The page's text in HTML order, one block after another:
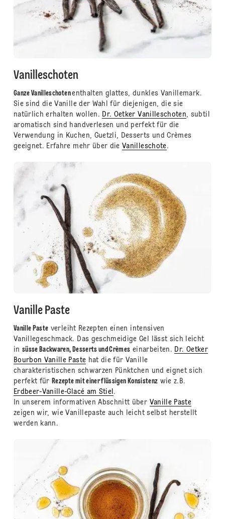
Vanilleschoten
Ganze Vanilleschotenenthalten glattes, dunkles Vanillemark.
Sie sind die Vanille der Wahl für diejenigen, die sie
natürlich erhalten wollen. Dr. Oetker Vanilleschoten , subtil
aromatisch sind handverlesen und perfekt für die
Verwendung in Kuchen, Guetzli, Desserts und Crèmes
geeignet. Erfahre mehr über dieVanilleschote.
Vanille Paste
Vanille Paste verleiht Rezepten einen intensiven
Vanillegeschmack. Das geschmeidige Gel lässt sich leicht
in süsse Backwaren, Desserts und Crèmes einarbeiten. Dr. Oetker
Bourbon Vanille Paste hat die für Vanille
charakteristischen schwarzen Pünktchen und eignet sich
perfekt für Rezepte mit einer flüssigen Konsistenz wie z.B.
Erdbeer-Vanille-Glacé am Stiel .
In unserem informativen Abschnitt über Vanille Paste
zeigen wir, wie Vanillepaste auch leicht selbst herstellt
werden kann.